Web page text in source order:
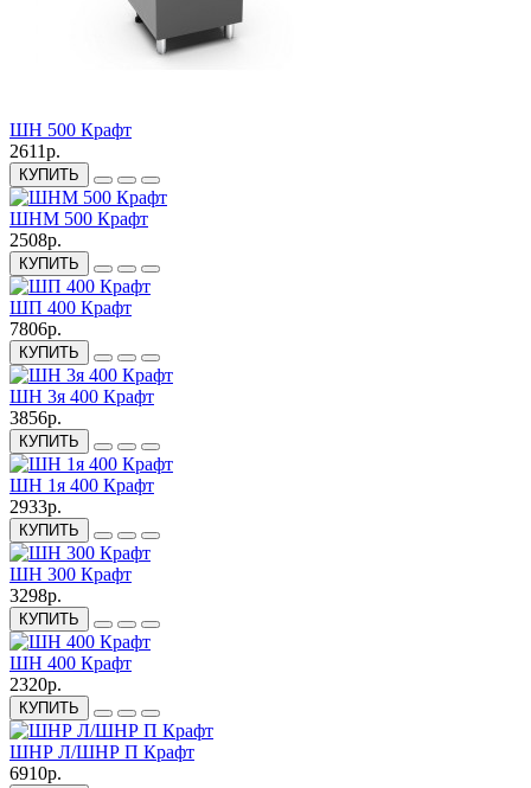
ШН 500 Крафт
2611р.
КУПИТЬ
ШНМ 500 Крафт
2508р.
КУПИТЬ
ШП 400 Крафт
7806р.
КУПИТЬ
ШН 3я 400 Крафт
3856р.
КУПИТЬ
ШН 1я 400 Крафт
2933р.
КУПИТЬ
ШН 300 Крафт
3298р.
КУПИТЬ
ШН 400 Крафт
2320р.
КУПИТЬ
ШНР Л/ШНР П Крафт
6910р.